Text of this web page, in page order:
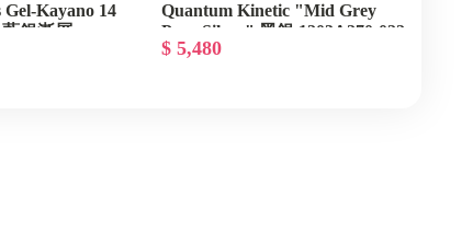
Kayano 14
銀漸層
Quantum Kinetic "Mid Grey
Pure Silver" 黑銀 1203A270-022
$ 5,480